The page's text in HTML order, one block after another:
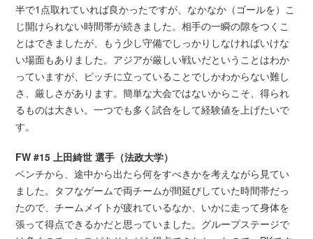
半で1点取れていれば良かったですが、なかなか（ゴールを）こ
じ開けられない時間帯が続きました。相手の一瞬の隙をつくこ
とはできましたが、もう少し守備でしっかりしなければいけな
い場面もありました。アジアが厳しい戦いだということはわか
っていますが、ピッチに立っていることでしかわからない難し
さ、厳しさがあります。簡単な大会ではないからこそ、得られ
るものは大きい。一つでも多く試合をして経験値を上げたいで
す。
FW #15 上田綺世 選手（法政大学）
ベンチから、途中から出たら何をすべきかを考えながら見てい
ました。タフなゲームで両チームが間延びしていた時間帯だっ
たので、チームメイトが疲れているなか、いかに走って身体を
張って得点できるかだと思っていました。グループステージで